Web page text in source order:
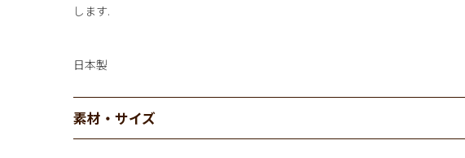
します.
日本製
素材・サイズ